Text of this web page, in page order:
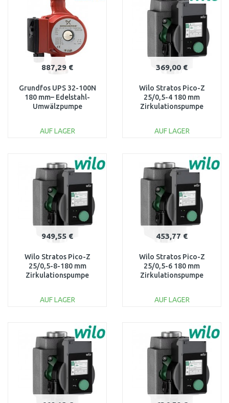
Vergleichen Vergleichen
887,29 €
Grundfos UPS 32-100N
180 mm– Edelstahl-
Umwälzpumpe
AUF LAGER
Vergleichen
369,00 €
Wilo Stratos Pico-Z
25/0,5-4 180 mm
Zirkulationspumpe
AUF LAGER
Vergleichen
949,55 €
Wilo Stratos Pico-Z
25/0,5-8-180 mm
Zirkulationspumpe
AUF LAGER
Vergleichen
453,77 €
Wilo Stratos Pico-Z
25/0,5-6 180 mm
Zirkulationspumpe
AUF LAGER
Vergleichen